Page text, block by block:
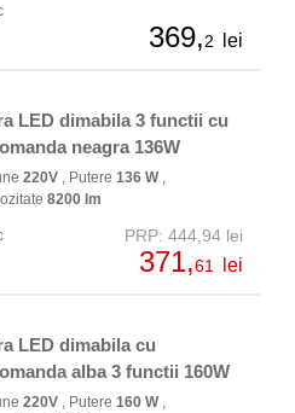
369,2 lei
LED dimabila 3 functii cu
neagra 136W
220V , Putere 136 W,
8200 lm
PRP: 444,94 lei
371,61 lei
LED dimabila cu
alba 3 functii 160W
220V , Putere 160 W,